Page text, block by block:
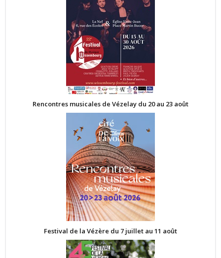
Rencontres musicales de Vézelay du 20 au 23 août
Festival de la Vézère du 7 juillet au 11 août